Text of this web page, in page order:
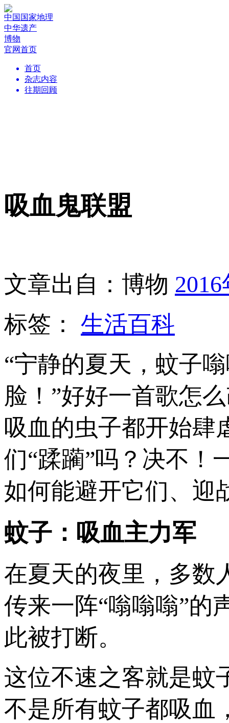
中国国家地理
中华遗产
博物
官网首页
首页
杂志内容
往期回顾
吸血鬼联盟
文章出自：博物
标签： 生活百科
“宁静的夏天，蚊子
脸！”好好一首歌怎
吸血的虫子都开始肆
们“蹂躏”吗？决不！
如何能避开它们、迎
蚊子：吸血主力军
在夏天的夜里，多数
传来一阵“嗡嗡嗡”的
此被打断。
这位不速之客就是蚊
不是所有蚊子都吸血